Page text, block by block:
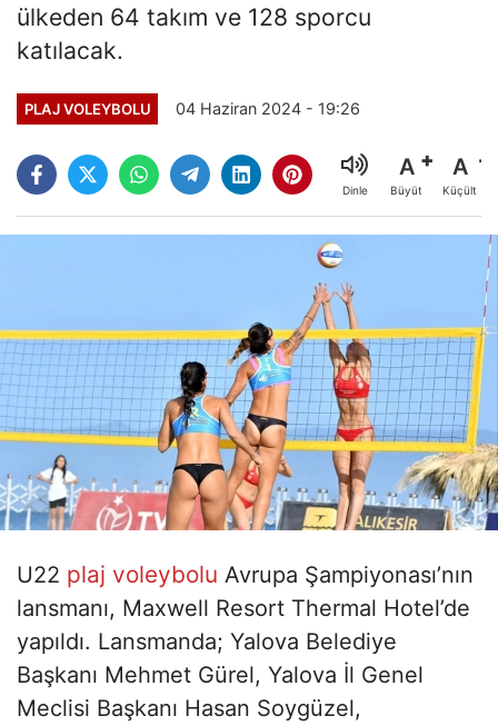
ülkeden 64 takım ve 128 sporcu
katılacak.
PLAJ VOLEYBOLU 04 Haziran 2024 - 19:26
Dinle
A
Büyüt
A
Küçült
U22 plaj voleybolu Avrupa Şampiyonası’nın
lansmanı, Maxwell Resort Thermal Hotel’de
yapıldı. Lansmanda; Yalova Belediye
Başkanı Mehmet Gürel, Yalova İl Genel
Meclisi Başkanı Hasan Soygüzel,